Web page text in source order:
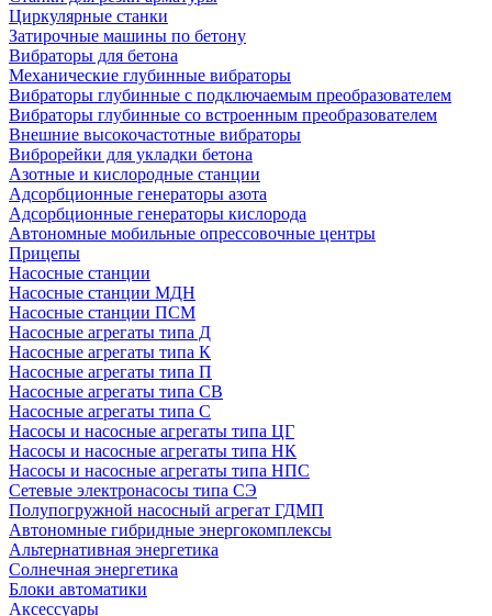
Циркулярные станки
Затирочные машины по бетону
Вибраторы для бетона
Механические глубинные вибраторы
Вибраторы глубинные с подключаемым преобразователем
Вибраторы глубинные со встроенным преобразователем
Внешние высокочастотные вибраторы
Виброрейки для укладки бетона
Азотные и кислородные станции
Адсорбционные генераторы азота
Адсорбционные генераторы кислорода
Автономные мобильные опрессовочные центры
Прицепы
Насосные станции
Насосные станции МДН
Насосные станции ПСМ
Насосные агрегаты типа Д
Насосные агрегаты типа К
Насосные агрегаты типа П
Насосные агрегаты типа СВ
Насосные агрегаты типа С
Насосы и насосные агрегаты типа ЦГ
Насосы и насосные агрегаты типа НК
Насосы и насосные агрегаты типа НПС
Сетевые электронасосы типа СЭ
Полупогружной насосный агрегат ГДМП
Автономные гибридные энергокомплексы
Альтернативная энергетика
Солнечная энергетика
Блоки автоматики
Аксессуары